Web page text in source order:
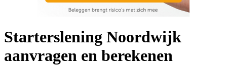
Starterslening Noordwijk
aanvragen en berekenen